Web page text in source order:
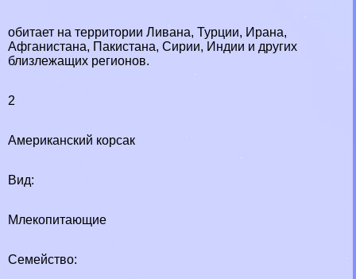
обитает на территории Ливана, Турции, Ирана,
Афганистана, Пакистана, Сирии, Индии и других
близлежащих регионов.
2
Американский корсак
Вид:
Млекопитающие
Семейство: